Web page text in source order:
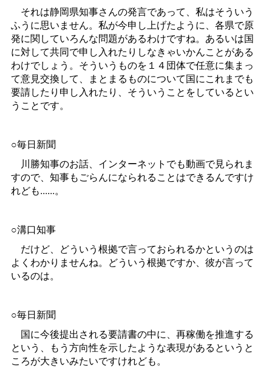
それは静岡県知事さんの発言であって、私はそういう
ふうに思いません。私が今申し上げたように、各県で原
発に関していろんな問題があるわけですね。あるいは国
に対して共同で申し入れたりしなきゃいかんことがある
わけでしょう。そういうものを１４団体で任意に集まっ
て意見交換して、まとまるものについて国にこれまでも
要請したり申し入れたり、そういうことをしているとい
うことです。
○毎日新聞
川勝知事のお話、インターネットでも動画で見られま
すので、知事もごらんになられることはできるんですけ
れども......。
○溝口知事
だけど、どういう根拠で言っておられるかというのは
よくわかりませんね。どういう根拠ですか、彼が言って
いるのは。
○毎日新聞
国に今後提出される要請書の中に、再稼働を推進する
という、もう方向性を示したような表現があるというと
ころが大きいみたいですけれども。